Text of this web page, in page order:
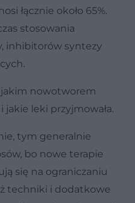
łącznie około 65%.
stosowania
inhibitorów syntezy
jakim nowotworem
leki przyjmowała.
tym generalnie
bo nowe terapie
się na ograniczaniu
techniki i dodatkowe